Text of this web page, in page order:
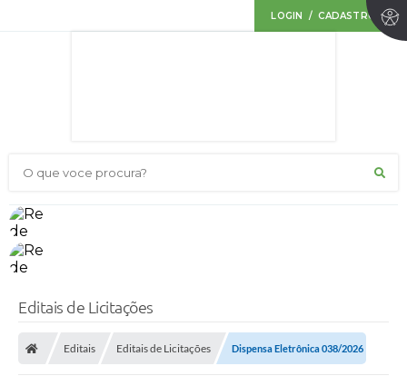
LOGIN / CADASTRO
O que voce procura?
Editais de Licitações
Editais Editais de Licitações Dispensa Eletrônica 038/2026